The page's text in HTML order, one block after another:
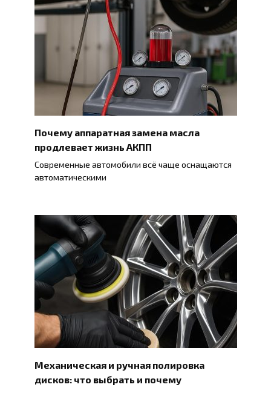
Почему аппаратная замена масла
продлевает жизнь АКПП
Современные автомобили всё чаще оснащаются
автоматическими
Механическая и ручная полировка
дисков: что выбрать и почему